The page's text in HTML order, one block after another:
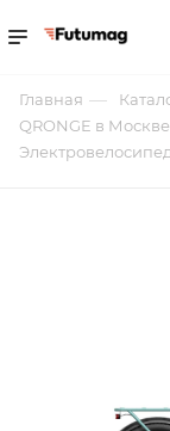
Главная —
QRONGE в Москве